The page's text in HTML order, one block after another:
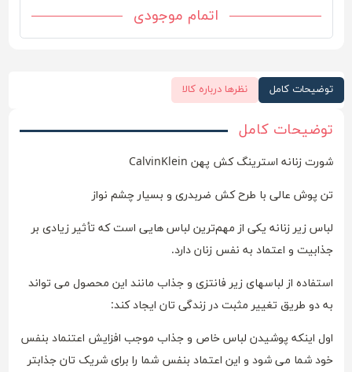
اتمام موجودی
توضیحات کامل نظرها درباره کالا
توضیحات کامل
شورت زنانه استرینگ کش پهن CalvinKlein
تن پوش عالی با طرح کش ضربدری و بسیار چشم نواز
لباس زیر زنانه یکی از مهم‌ترین لباس هایی است که تأثیر زیادی بر
جذابیت و اعتماد به نفس زنان دارد.
استفاده از لباسهای زیر فانتزی و جذاب مانند این محصول می تواند
به دو طریق تغییر مثبت در زندگی تان ایجاد کند:
اول اینکه پوشیدن لباس خاص و جذاب موجب افزایش اعتنماد بنفس
خود شما می شود و این اعتماد بنفس شما را برای شریک تان جذابتر